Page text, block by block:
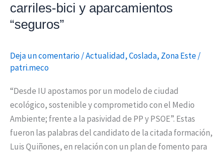
carriles-bici y aparcamientos
“seguros”
Deja un comentario/Actualidad,Coslada, Zona Este/
patri.meco
“Desde IU apostamos por un modelo de ciudad
ecológico, sostenible y comprometido con el Medio
Ambiente; frente a la pasividad de PP y PSOE”. Estas
fueron las palabras del candidato de la citada formación,
Luis Quiñones, en relación con un plan de fomento para
y
aparcamientos